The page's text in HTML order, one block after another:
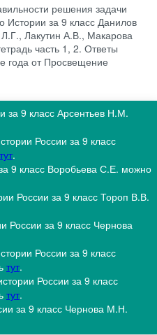
решения задачи
Истории за 9 класс Данилов
Лакутин А.В., Макарова
часть 1, 2. Ответы
года от Просвещение
за 9 класс Арсентьев Н.М.
России за 9 класс
тут.
9 класс Воробьева С.Е. можно
России за 9 класс Тороп В.В.
России за 9 класс Чернова
России за 9 класс
тут.
России за 9 класс
тут.
за 9 класс Чернова М.Н.